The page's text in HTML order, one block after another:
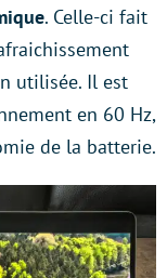
. Celle-ci fait
utilisée. Il est
en 60 Hz,
de la batterie.